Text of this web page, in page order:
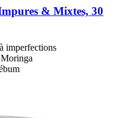
& Mixtes, 30
imperfections